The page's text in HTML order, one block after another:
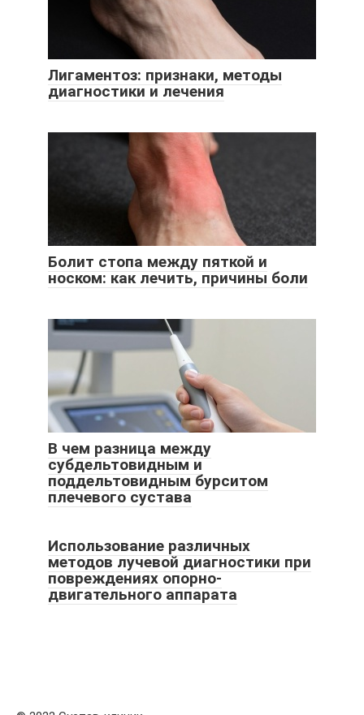
Лигаментоз: признаки, методы
диагностики и лечения
Болит стопа между пяткой и
носком: как лечить, причины боли
В чем разница между
субдельтовидным и
поддельтовидным бурситом
плечевого сустава
Использование различных
методов лучевой диагностики при
повреждениях опорно-
двигательного аппарата